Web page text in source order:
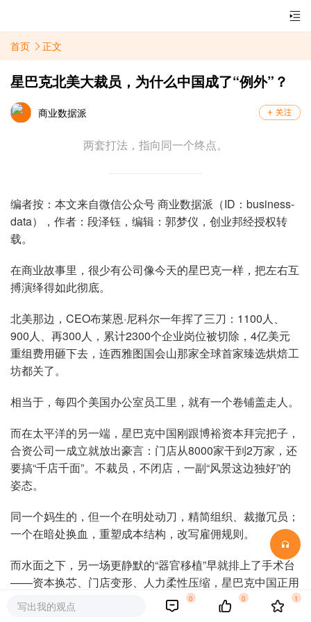
首页 正文
星巴克北美大裁员，为什么中国成了“例外”？
商业数据派
两套打法，指向同一个终点。
编者按：本文来自微信公众号 商业数据派（ID：business-
data），作者：段泽钰，编辑：郭梦仪，创业邦经授权转
载。
在商业故事里，很少有公司像今天的星巴克一样，把左右互
搏演绎得如此彻底。
北美那边，CEO布莱恩·尼科尔一年挥了三刀：1100人、
900人、再300人，累计2300个企业岗位被切除，4亿美元
重组费用砸下去，连西雅图国会山那家全球首家臻选烘焙工
坊都关了。
相当于，每四个美国办公室员工里，就有一个卷铺盖走人。
而在太平洋的另一端，星巴克中国刚跟博裕资本拜完把子，
合资公司一成立就放出豪言：门店从8000家干到2万家，还
要搞“千店千面”。不裁员，不闭店，一副“风景这边独好”的
姿态。
同一个妈生的，但一个在明处动刀，精简组织、裁撤冗员；
一个在暗处换血，重塑成本结构，改写雇佣规则。
而水面之下，另一场更静默的“器官移植”早就排上了手术台
——资本换芯、门店变形、人力柔性压缩，星巴克中国正用
一种更“本土”的方式，把自己变得越来越轻。
写出我的观点
0 0 1